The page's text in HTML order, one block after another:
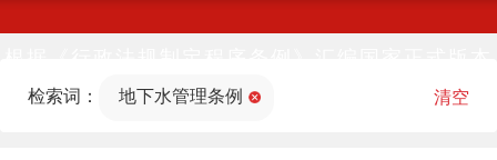
法部官网)同步公布
检索词： 地下水管理条例 清空